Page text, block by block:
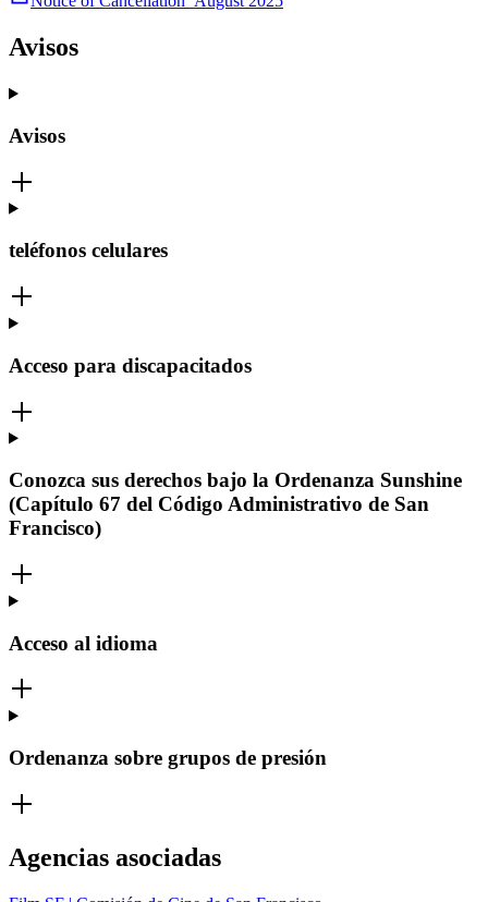
Avisos
Avisos
teléfonos celulares
Acceso para discapacitados
Conozca sus derechos bajo la Ordenanza Sunshine
(Capítulo 67 del Código Administrativo de San
Francisco)
Acceso al idioma
Ordenanza sobre grupos de presión
Agencias asociadas